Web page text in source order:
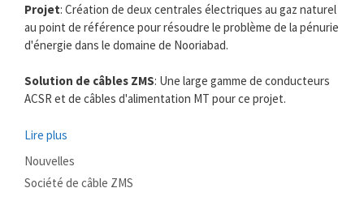
Projet: Création de deux centrales électriques au gaz naturel
au point de référence pour résoudre le problème de la pénurie
d'énergie dans le domaine de Nooriabad.
Solution de câbles ZMS: Une large gamme de conducteurs
ACSR et de câbles d'alimentation MT pour ce projet.
Lire plus
Catégories
Nouvelles
Mots
Société de câble ZMS